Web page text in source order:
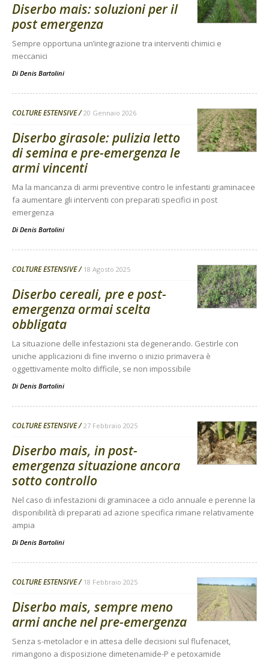
Diserbo mais: soluzioni per il
post emergenza
Sempre opportuna un’integrazione tra interventi chimici e
meccanici
Di Denis Bartolini
COLTURE ESTENSIVE 20 Gennaio 2026
Diserbo girasole: pulizia letto
di semina e pre-emergenza le
armi vincenti
Ma la mancanza di armi preventive contro le infestanti graminacee
fa aumentare gli interventi con preparati specifici in post
emergenza
Di Denis Bartolini
COLTURE ESTENSIVE 18 Agosto 2025
Diserbo cereali, pre e post-
emergenza ormai scelta
obbligata
La situazione delle infestazioni sta degenerando. Gestirle con
uniche applicazioni di fine inverno o inizio primavera è
oggettivamente molto difficile, se non impossibile
Di Denis Bartolini
COLTURE ESTENSIVE 27 Febbraio 2025
Diserbo mais, in post-
emergenza situazione ancora
sotto controllo
Nel caso di infestazioni di graminacee a ciclo annuale e perenne la
disponibilità di preparati ad azione specifica rimane relativamente
ampia
Di Denis Bartolini
COLTURE ESTENSIVE 18 Febbraio 2025
Diserbo mais, sempre meno
armi anche nel pre-emergenza
Senza s-metolaclor e in attesa delle decisioni sul flufenacet,
rimangono a disposizione dimetenamide-P e petoxamide